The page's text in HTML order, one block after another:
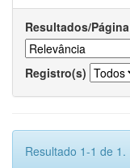
Resultados/Página
Registro(s)
Resultado 1-1 de 1.